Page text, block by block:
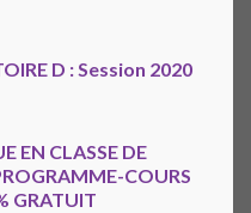
D : Session 2020
EN CLASSE DE
COURS
GRATUIT